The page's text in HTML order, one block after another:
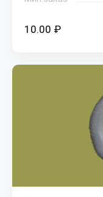
10.00 ₽